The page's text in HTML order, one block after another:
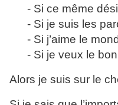
- Si ce même
- Si je suis les
- Si j’aime le
- Si je veux le
Alors je suis sur le